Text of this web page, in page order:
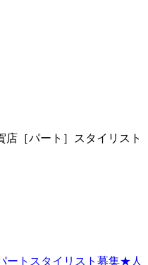
［パート］スタイリスト
ートスタイリスト募集★人